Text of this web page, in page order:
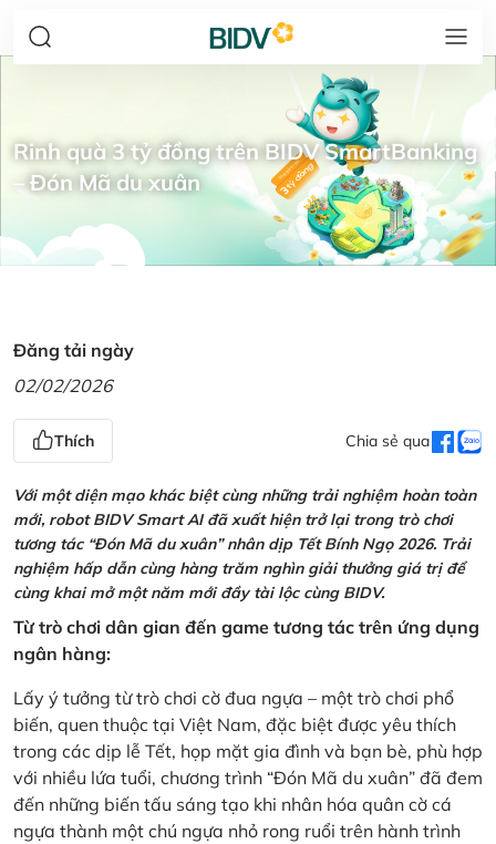
Rinh quà 3 tỷ đồng trên BIDV SmartBanking
– Đón Mã du xuân
Đăng tải ngày
02/02/2026
Thích Chia sẻ qua
Với một diện mạo khác biệt cùng những trải nghiệm hoàn toàn
mới, robot BIDV Smart AI đã xuất hiện trở lại trong trò chơi
tương tác “Đón Mã du xuân” nhân dịp Tết Bính Ngọ 2026. Trải
nghiệm hấp dẫn cùng hàng trăm nghìn giải thưởng giá trị để
cùng khai mở một năm mới đầy tài lộc cùng BIDV.
Từ trò chơi dân gian đến game tương tác trên ứng dụng
ngân hàng:
Lấy ý tưởng từ trò chơi cờ đua ngựa – một trò chơi phổ
biến, quen thuộc tại Việt Nam, đặc biệt được yêu thích
trong các dịp lễ Tết, họp mặt gia đình và bạn bè, phù hợp
với nhiều lứa tuổi, chương trình “Đón Mã du xuân” đã đem
đến những biến tấu sáng tạo khi nhân hóa quân cờ cá
ngựa thành một chú ngựa nhỏ rong ruổi trên hành trình